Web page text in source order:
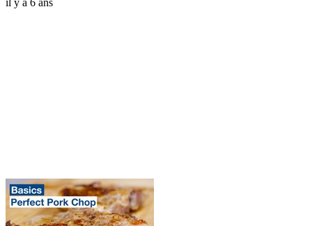
il y a 6 ans